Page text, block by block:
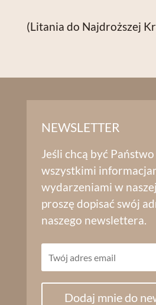
(Litania do Najdroższej
NEWSLETTER
Jeśli chcą być
wszystkimi
wydarzeniami w
proszę dopisać swój
naszego newslettera.
Dodaj mnie do